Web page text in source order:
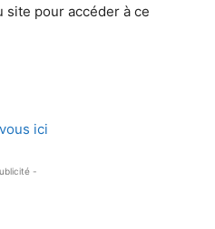
site pour accéder à ce
ici
-